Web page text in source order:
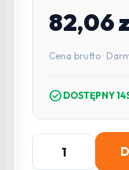
82,06
Cena brutto ·
check_circle DOSTĘPNY
ilość
POWERBANK